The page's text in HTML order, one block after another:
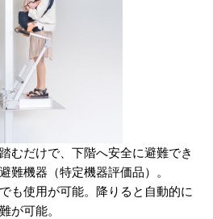
むだけで、下階へ安全に避難でき
難機器（特定機器評価品）。
も使用が可能。降りると自動的に
が可能。